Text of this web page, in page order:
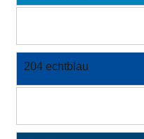
204 echtblau